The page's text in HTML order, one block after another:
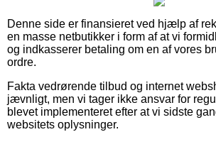
Denne side er finansieret ved hjælp af
en masse netbutikker i form af at vi
og indkasserer betaling om en af vores
ordre.
Fakta vedrørende tilbud og internet
jævnligt, men vi tager ikke ansvar for
blevet implementeret efter at vi sidste
websitets oplysninger.